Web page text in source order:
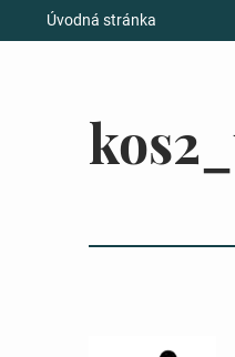
Úvodná stránka